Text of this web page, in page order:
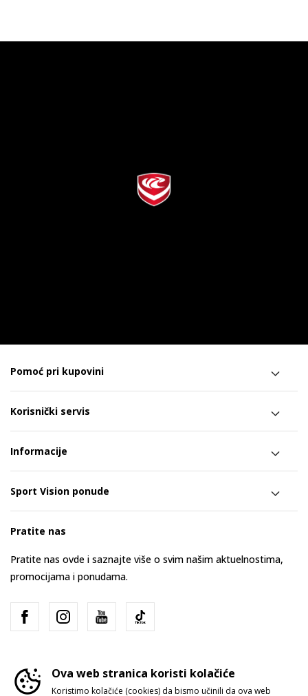
Pomoć pri kupovini
Korisnički servis
Informacije
Sport Vision ponude
Pratite nas
Pratite nas ovde i saznajte više o svim našim aktuelnostima,
promocijama i ponudama.
Ova web stranica koristi kolačiće
Koristimo kolačiće (cookies) da bismo učinili da ova web